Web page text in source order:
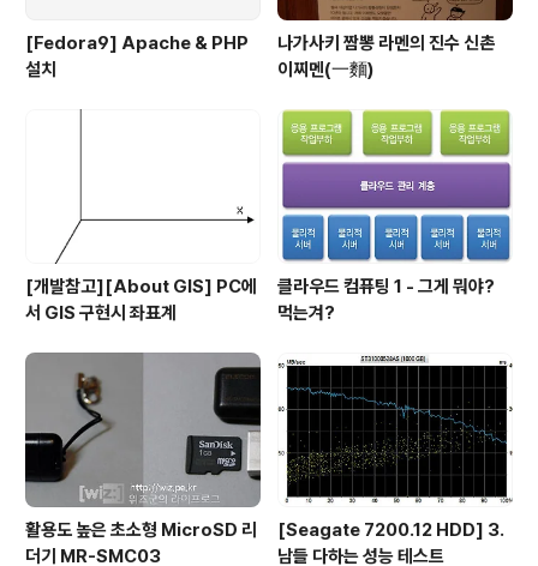
[Fedora9] Apache & PHP
설치
나가사키 짬뽕 라멘의 진수 신촌
이찌멘(一麵)
[개발참고][About GIS] PC에
서 GIS 구현시 좌표계
클라우드 컴퓨팅 1 - 그게 뭐야?
먹는겨?
활용도 높은 초소형 MicroSD 리
더기 MR-SMC03
[Seagate 7200.12 HDD] 3.
남들 다하는 성능 테스트